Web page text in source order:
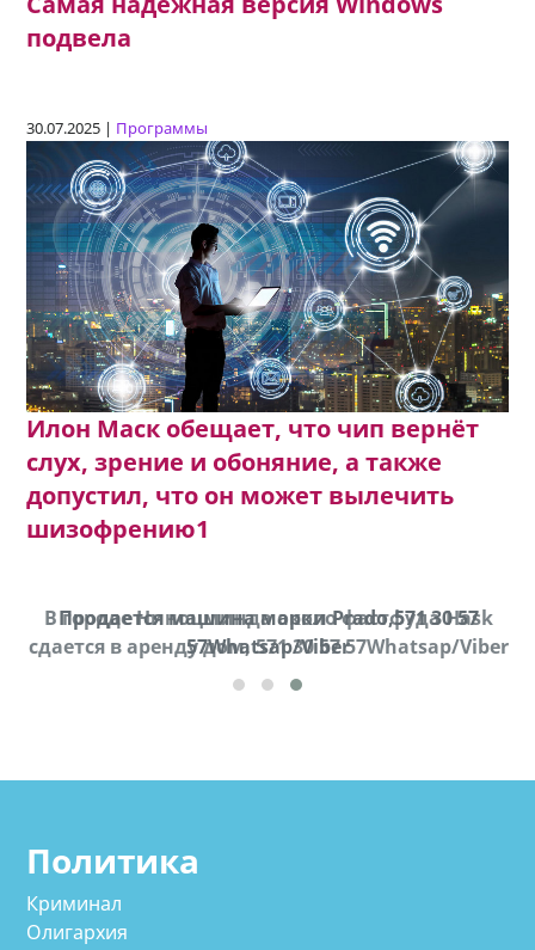
подвела
30.07.2025 | Программы
Илон Маск обещает, что чип вернёт
слух, зрение и обоняние, а также
допустил, что он может вылечить
шизофрению1
В городе Ниноцминда около фастфуда Hask
cдается в аренду дом, 571 30 57 57Whatsap/Viber
Продается машина марки Prado,571 30 57
57Whatsap/Viber
Политика
Криминал
Олигархия